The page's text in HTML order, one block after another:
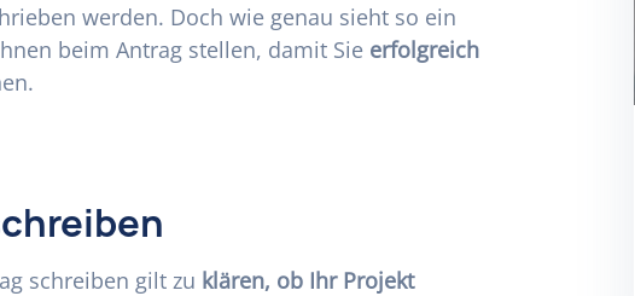
werden. Doch wie genau sieht so ein
beim Antrag stellen, damit Sie erfolgreich
schreiben gilt zu klären, ob Ihr Projekt